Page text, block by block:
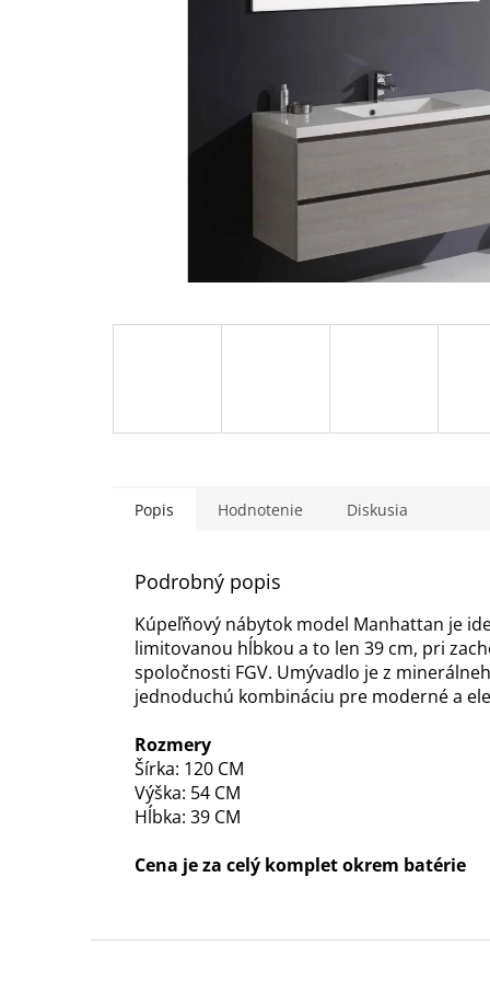
Popis Hodnotenie Diskusia
Podrobný popis
Kúpeľňový nábytok model Manhattan je
limitovanou hĺbkou a to len 39 cm, pri
spoločnosti FGV. Umývadlo je z
jednoduchú kombináciu pre moderné a
Rozmery
Šírka: 120 CM
Výška: 54 CM
Hĺbka: 39 CM
Cena je za celý komplet okrem batérie